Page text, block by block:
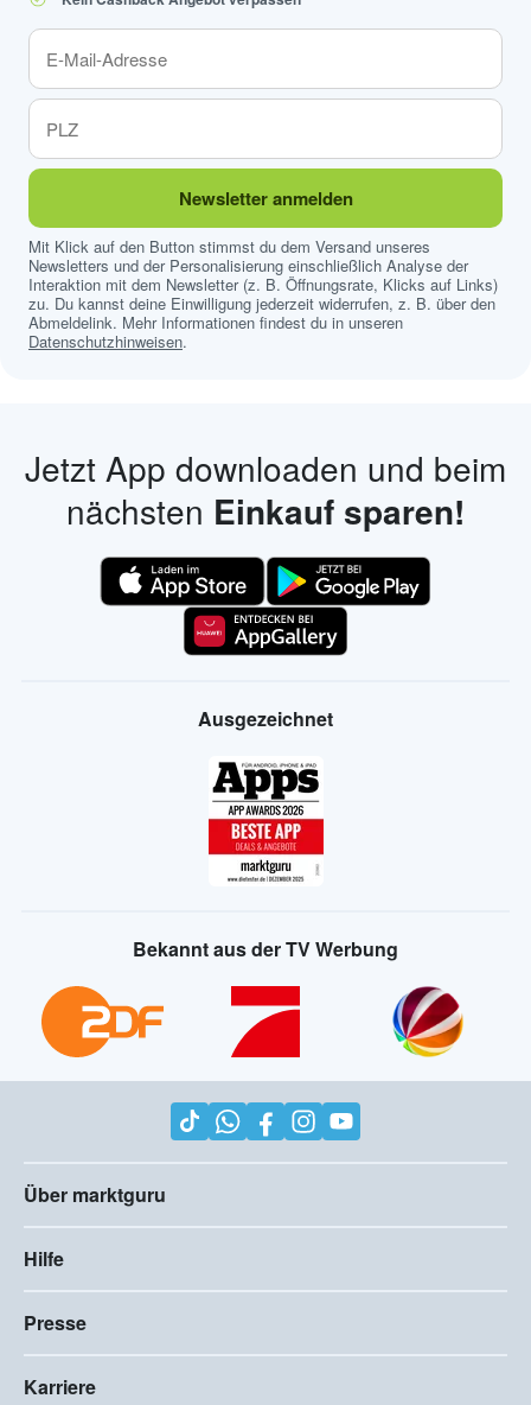
Newsletter anmelden
Mit Klick auf den Button stimmst du dem Versand unseres
Newsletters und der Personalisierung einschließlich Analyse der
Interaktion mit dem Newsletter (z. B. Öffnungsrate, Klicks auf Links)
zu. Du kannst deine Einwilligung jederzeit widerrufen, z. B. über den
Abmeldelink. Mehr Informationen findest du in unseren
Datenschutzhinweisen.
Jetzt App downloaden und beim
nächsten Einkauf sparen!
Ausgezeichnet
Bekannt aus der TV Werbung
Über marktguru
Hilfe
Presse
Karriere